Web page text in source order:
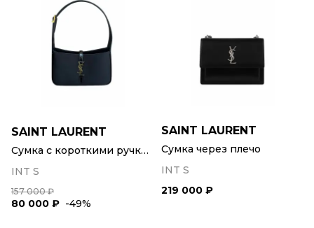
SAINT LAURENT
Сумка с короткими ручками
INT S
157 000 ₽
80 000 ₽ -49%
SAINT LAURENT
Сумка через плечо
INT S
219 000 ₽